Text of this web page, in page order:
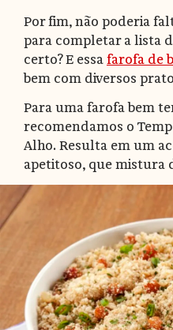
Por fim, não poderia
para completar a lista
certo? E essa farofa de
bem com diversos
Para uma farofa bem
recomendamos o
Alho. Resulta em um
apetitoso, que mistura